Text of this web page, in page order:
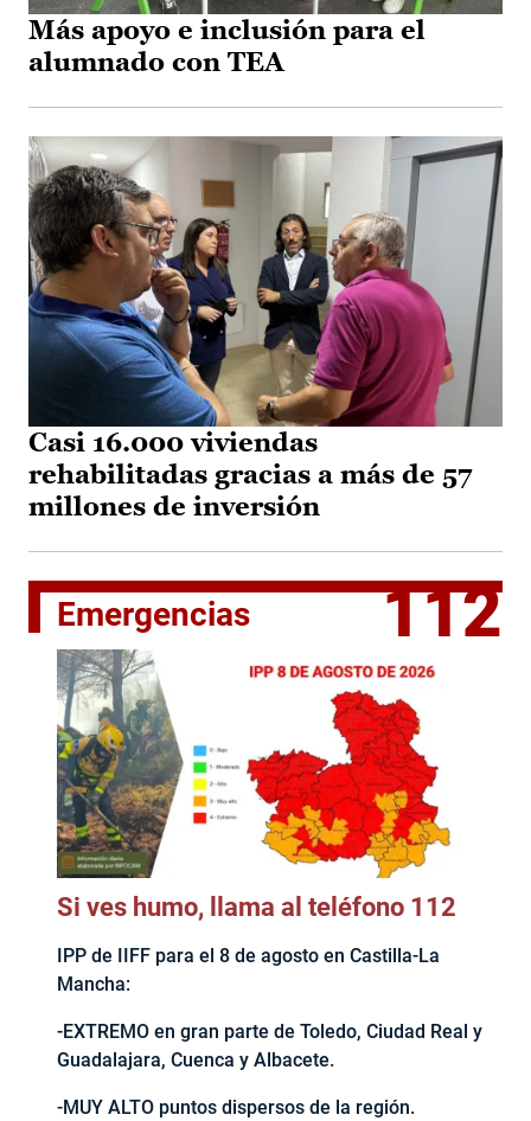
Más apoyo e inclusión para el
alumnado con TEA
Casi 16.000 viviendas
rehabilitadas gracias a más de 57
millones de inversión
Emergencias 112
Si ves humo, llama al teléfono 112
IPP de IIFF para el 8 de agosto en Castilla-La
Mancha:
-EXTREMO en gran parte de Toledo, Ciudad Real y
Guadalajara, Cuenca y Albacete.
-MUY ALTO puntos dispersos de la región.